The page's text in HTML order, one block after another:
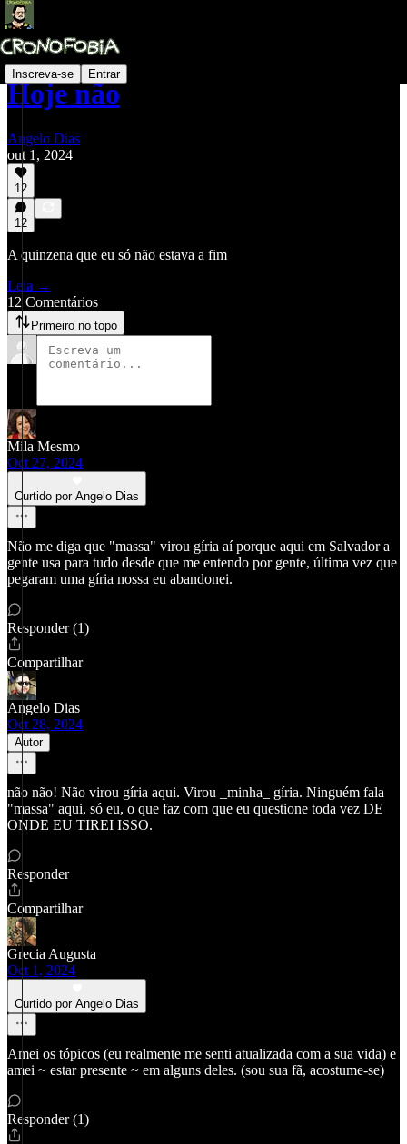
Inscreva-se Entrar
Hoje não
Angelo Dias
out 1, 2024
12
12
A quinzena que eu só não estava a fim
Leia →
12 Comentários
Primeiro no topo
Mila Mesmo
Oct 27, 2024
Curtido por Angelo Dias
Não me diga que "massa" virou gíria aí porque aqui em Salvador a
gente usa para tudo desde que me entendo por gente, última vez que
pegaram uma gíria nossa eu abandonei.
Responder (1)
Compartilhar
Angelo Dias
Oct 28, 2024
Autor
não não! Não virou gíria aqui. Virou _minha_ gíria. Ninguém fala
"massa" aqui, só eu, o que faz com que eu questione toda vez DE
ONDE EU TIREI ISSO.
Responder
Compartilhar
Grecia Augusta
Oct 1, 2024
Curtido por Angelo Dias
Amei os tópicos (eu realmente me senti atualizada com a sua vida) e
amei ~ estar presente ~ em alguns deles. (sou sua fã, acostume-se)
Responder (1)